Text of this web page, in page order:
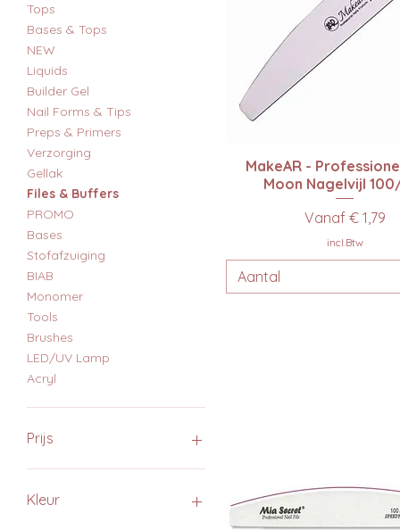
Tops
Bases & Tops
NEW
Liquids
Builder Gel
Nail Forms & Tips
Preps & Primers
Verzorging
Gellak
Files & Buffers
PROMO
Bases
Stofafzuiging
BIAB
Monomer
Tools
Brushes
LED/UV Lamp
Acryl
Prijs
€ 0
Kleur
Snel overzicht
MakeAR -
Moon Nagelvijl
Vanaf € 1,79
Verkoopprijs
incl.Btw
Aantal